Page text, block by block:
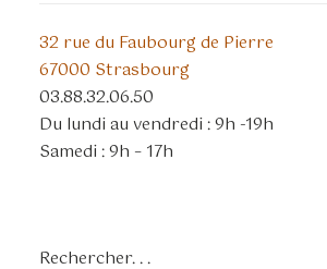
32 rue du Faubourg de Pierre
67000 Strasbourg
03.88.32.06.50
Du lundi au vendredi : 9h -19h
Samedi : 9h – 17h